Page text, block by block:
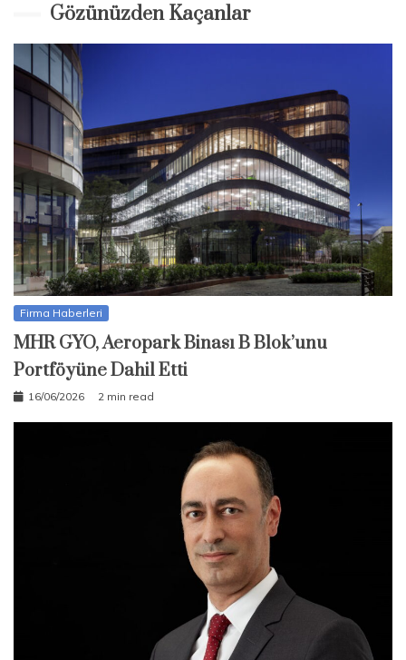
Gözünüzden Kaçanlar
Firma Haberleri
MHR GYO, Aeropark Binası B Blok’unu
Portföyüne Dahil Etti
16/06/2026 2 min read